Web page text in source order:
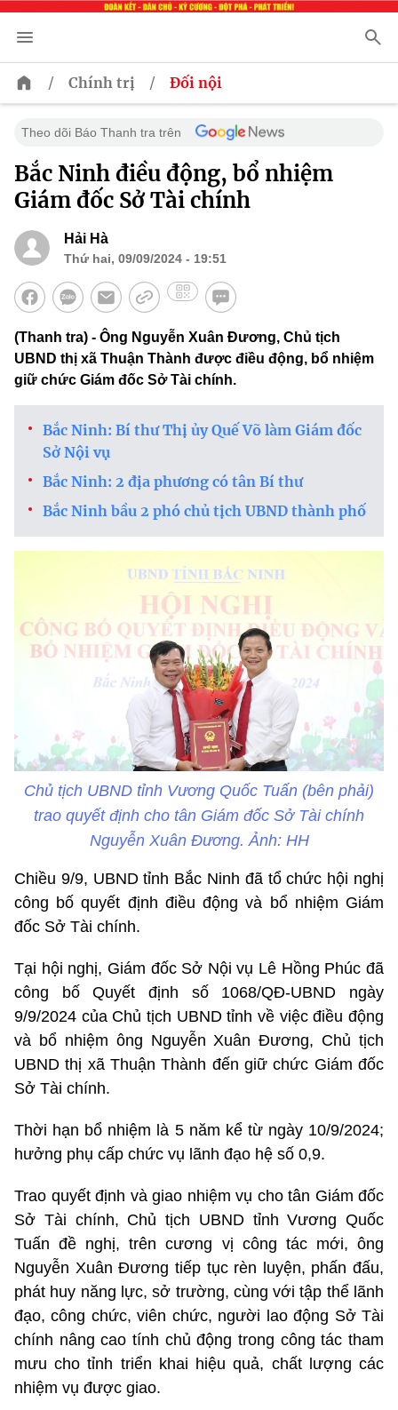
/ Chính trị / Đối nội
Theo dõi Báo Thanh tra trên
Bắc Ninh điều động, bổ nhiệm
Giám đốc Sở Tài chính
Hải Hà
Thứ hai, 09/09/2024 - 19:51
(Thanh tra) - Ông Nguyễn Xuân Đương, Chủ tịch
UBND thị xã Thuận Thành được điều động, bổ nhiệm
giữ chức Giám đốc Sở Tài chính.
Bắc Ninh: Bí thư Thị ủy Quế Võ làm Giám đốc
Sở Nội vụ
Bắc Ninh: 2 địa phương có tân Bí thư
Bắc Ninh bầu 2 phó chủ tịch UBND thành phố
Chủ tịch UBND tỉnh Vương Quốc Tuấn (bên phải)
trao quyết định cho tân Giám đốc Sở Tài chính
Nguyễn Xuân Đương. Ảnh: HH
Chiều 9/9, UBND tỉnh Bắc Ninh đã tổ chức hội nghị
công bố quyết định điều động và bổ nhiệm Giám
đốc Sở Tài chính.
Tại hội nghị, Giám đốc Sở Nội vụ Lê Hồng Phúc đã
công bố Quyết định số 1068/QĐ-UBND ngày
9/9/2024 của Chủ tịch UBND tỉnh về việc điều động
và bổ nhiệm ông Nguyễn Xuân Đương, Chủ tịch
UBND thị xã Thuận Thành đến giữ chức Giám đốc
Sở Tài chính.
Thời hạn bổ nhiệm là 5 năm kể từ ngày 10/9/2024;
hưởng phụ cấp chức vụ lãnh đạo hệ số 0,9.
Trao quyết định và giao nhiệm vụ cho tân Giám đốc
Sở Tài chính, Chủ tịch UBND tỉnh Vương Quốc
Tuấn đề nghị, trên cương vị công tác mới, ông
Nguyễn Xuân Đương tiếp tục rèn luyện, phấn đấu,
phát huy năng lực, sở trường, cùng với tập thể lãnh
đạo, công chức, viên chức, người lao động Sở Tài
chính nâng cao tính chủ động trong công tác tham
mưu cho tỉnh triển khai hiệu quả, chất lượng các
nhiệm vụ được giao.